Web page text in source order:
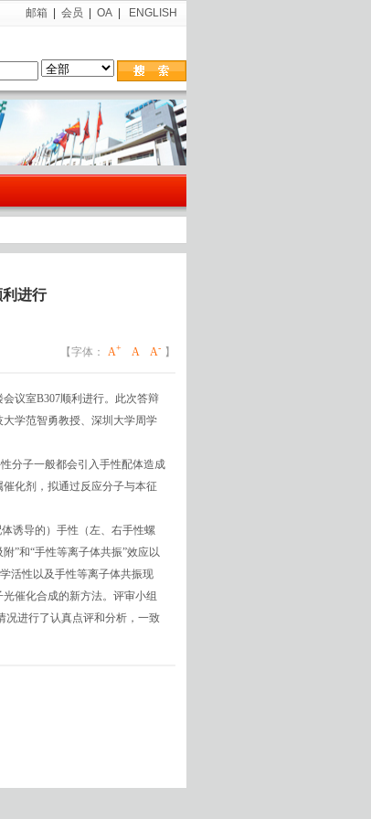
邮箱 会员 OA ENGLISH
进行
【字体： A+ A A- 】
议室B307顺利进行。此次答辩
学范智勇教授、深圳大学周学
分子一般都会引入手性配体造成
化剂，拟通过反应分子与本征
诱导的）手性（左、右手性螺
”和“手性等离子体共振”效应以
活性以及手性等离子体共振现
催化合成的新方法。评审小组
况进行了认真点评和分析，一致